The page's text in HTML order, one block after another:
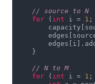
// source to N
for ( int i = 1 ;
    }
// N to M
for ( int i = 1 ;